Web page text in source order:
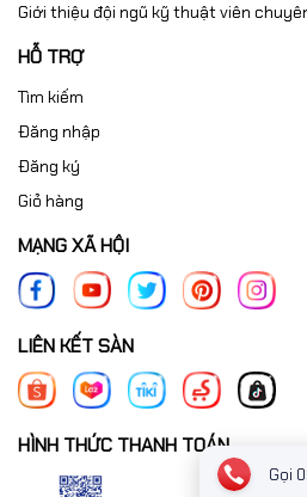
Giới thiệu đội ngũ kỹ thuật viên
HỖ TRỢ
Tìm kiếm
Đăng nhập
Đăng ký
Giỏ hàng
MẠNG XÃ HỘI
LIÊN KẾT SÀN
HÌNH THỨC THANH TOÁN
Gọi